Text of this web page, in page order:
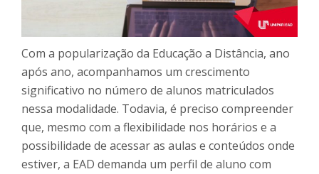
Com a popularização da Educação a Distância, ano
após ano, acompanhamos um crescimento
significativo no número de alunos matriculados
nessa modalidade. Todavia, é preciso compreender
que, mesmo com a flexibilidade nos horários e a
possibilidade de acessar as aulas e conteúdos onde
estiver, a EAD demanda um perfil de aluno com